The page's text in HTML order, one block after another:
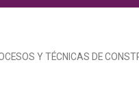
Y TÉCNICAS DE